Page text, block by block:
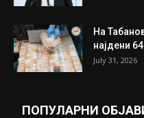
На
најдени
July 31, 2026
ПОПУЛАРНИ